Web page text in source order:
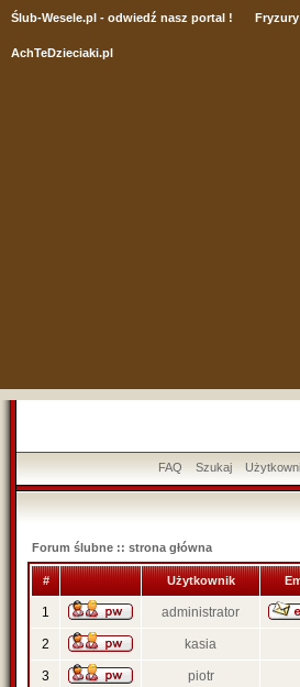
Ślub-Wesele.pl - odwiedź nasz portal !
AchTeDzieciaki.pl
FAQ Szukaj
Forum ślubne :: strona główna
# Użytkownik
1 administrator
2 kasia
3 piotr